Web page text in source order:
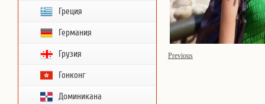
Греция
Германия
Грузия
Гонконг
Доминикана
Previous